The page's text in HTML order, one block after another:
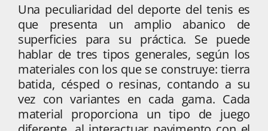
Una peculiaridad del deporte del tenis es
que presenta un amplio abanico de
superficies para su práctica. Se puede
hablar de tres tipos generales, según los
materiales con los que se construye: tierra
batida, césped o resinas, contando a su
vez con variantes en cada gama. Cada
material proporciona un tipo de juego